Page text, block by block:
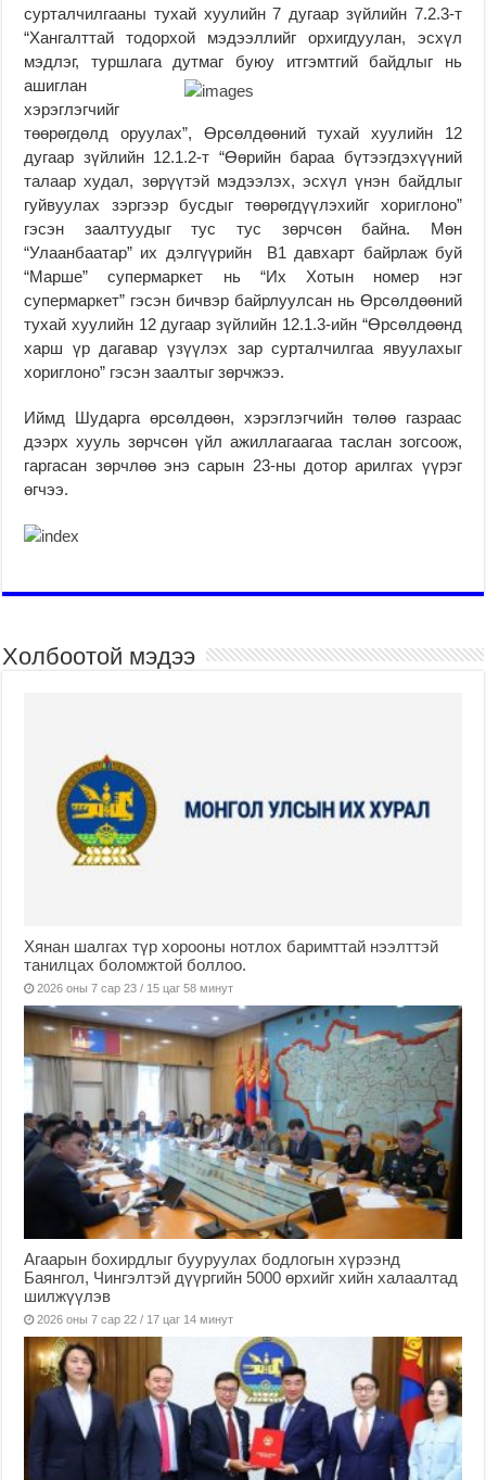
сурталчилгааны тухай хуулийн 7 дугаар зүйлийн 7.2.3-т
“Хангалттай тодорхой мэдээллийг орхигдуулан, эсхүл
мэдлэг, туршлага дутмаг буюу итгэмтгий байдлыг нь
ашиглан
хэрэглэгчийг
төөрөгдөлд оруулах”, Өрсөлдөөний тухай хуулийн 12
дугаар зүйлийн 12.1.2-т “Өөрийн бараа бүтээгдэхүүний
талаар худал, зөрүүтэй мэдээлэх, эсхүл үнэн байдлыг
гуйвуулах зэргээр бусдыг төөрөгдүүлэхийг хориглоно”
гэсэн заалтуудыг тус тус зөрчсөн байна. Мөн
“Улаанбаатар” их дэлгүүрийн В1 давхарт байрлаж буй
“Марше” супермаркет нь “Их Хотын номер нэг
супермаркет” гэсэн бичвэр байрлуулсан нь Өрсөлдөөний
тухай хуулийн 12 дугаар зүйлийн 12.1.3-ийн “Өрсөлдөөнд
харш үр дагавар үзүүлэх зар сурталчилгаа явуулахыг
хориглоно” гэсэн заалтыг зөрчжээ.
Иймд Шударга өрсөлдөөн, хэрэглэгчийн төлөө газраас
дээрх хууль зөрчсөн үйл ажиллагаагаа таслан зогсоож,
гаргасан зөрчлөө энэ сарын 23-ны дотор арилгах үүрэг
өгчээ.
Холбоотой мэдээ
Хянан шалгах түр хорооны нотлох баримттай нээлттэй
танилцах боломжтой боллоо.
2026 оны 7 сар 23 / 15 цаг 58 минут
Агаарын бохирдлыг бууруулах бодлогын хүрээнд
Баянгол, Чингэлтэй дүүргийн 5000 өрхийг хийн халаалтад
шилжүүлэв
2026 оны 7 сар 22 / 17 цаг 14 минут